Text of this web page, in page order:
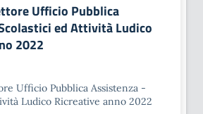
Ufficio Pubblica
ed Attività Ludico
2022
Ufficio Pubblica Assistenza -
Ludico Ricreative anno 2022